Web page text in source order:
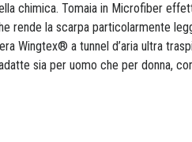
chimica. Tomaia in Microfiber
rende la scarpa particolarmente
Wingtex® a tunnel d’aria ultra
sia per uomo che per donna,